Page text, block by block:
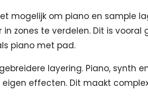
mogelijk om piano en sample
zones te verdelen. Dit is vooral
piano met pad.
layering. Piano, synth
effecten. Dit maakt